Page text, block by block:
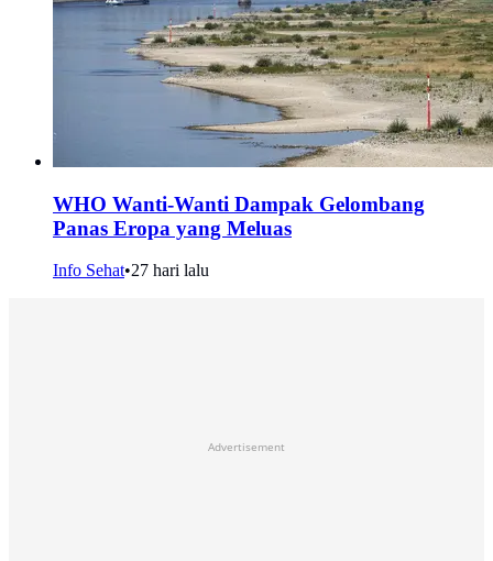
WHO Wanti-Wanti Dampak Gelombang
Panas Eropa yang Meluas
Info Sehat•27 hari lalu
Advertisement